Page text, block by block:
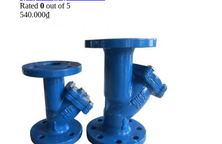
Rated 0 out of 5
540.000₫